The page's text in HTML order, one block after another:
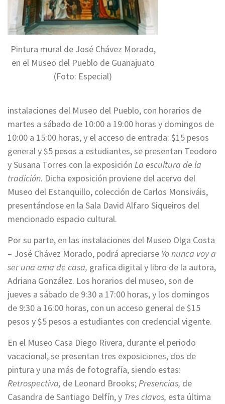
Pintura mural de José Chávez Morado,
en el Museo del Pueblo de Guanajuato
(Foto: Especial)
instalaciones del Museo del Pueblo, con horarios de
martes a sábado de 10:00 a 19:00 horas y domingos de
10:00 a 15:00 horas, y el acceso de entrada: $15 pesos
general y $5 pesos a estudiantes, se presentan Teodoro
y Susana Torres con la exposición La escultura de la
tradición. Dicha exposición proviene del acervo del
Museo del Estanquillo, colección de Carlos Monsiváis,
presentándose en la Sala David Alfaro Siqueiros del
mencionado espacio cultural.
Por su parte, en las instalaciones del Museo Olga Costa
– José Chávez Morado, podrá apreciarse Yo nunca voy a
ser una ama de casa, grafica digital y libro de la autora,
Adriana González. Los horarios del museo, son de
jueves a sábado de 9:30 a 17:00 horas, y los domingos
de 9:30 a 16:00 horas, con un acceso general de $15
pesos y $5 pesos a estudiantes con credencial vigente.
En el Museo Casa Diego Rivera, durante el periodo
vacacional, se presentan tres exposiciones, dos de
pintura y una más de fotografía, siendo estas:
Retrospectiva, de Leonard Brooks;Presencias, de
Casandra de Santiago Delfín, y Tres clavos, esta última